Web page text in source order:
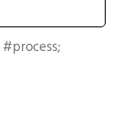
#process;